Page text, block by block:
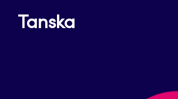
Tanska